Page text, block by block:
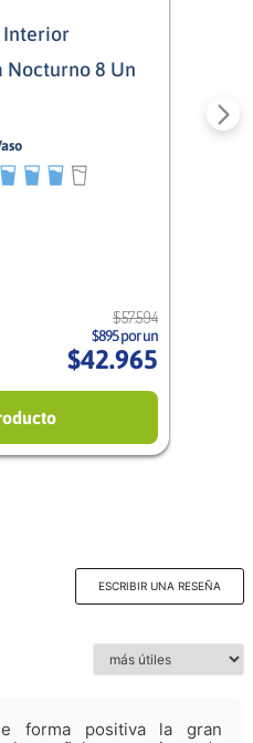
Interior
Nocturno 8 Un
$57.594
$895 por un
$42.965
ESCRIBIR UNA RESEÑA
forma positiva la gran